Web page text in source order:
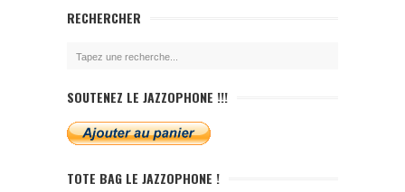
RECHERCHER
SOUTENEZ LE JAZZOPHONE !!!
TOTE BAG LE JAZZOPHONE !